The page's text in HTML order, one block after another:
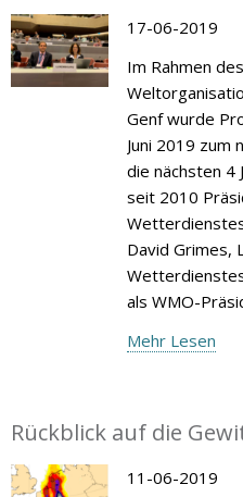
17-06-2019
Im Rahmen
Genf wurde
Juni 2019 zum
die nächsten 4
seit 2010
David Grimes,
als WMO-
Mehr Lesen
Rückblick auf die
11-06-2019